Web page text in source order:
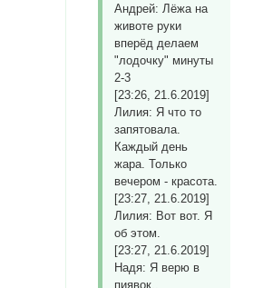
Андрей: Лёжа на
животе руки
вперёд делаем
"лодочку" минуты
2-3
[23:26, 21.6.2019]
Лилия: Я что то
запятовала.
Каждый день
жара. Только
вечером - красота.
[23:27, 21.6.2019]
Лилия: Вот вот. Я
об этом.
[23:27, 21.6.2019]
Надя: Я верю в
пиявок..